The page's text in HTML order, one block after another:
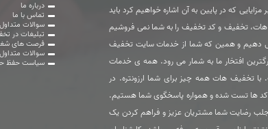
که در پایین به آن اشاره خواهیم کرد باید
هات، تخفیف و کد تخفیف را به شما نمی فروشیم
می دهیم و همین که شما از خدمات سایت تخفیف
افتخار ما به شمار می رود. همه ی خدمات
تخفیف هات همه چیز برای شما ارزونتره. در
تست شده و همواره پاسخگوی شما هستیم.
رضایت شما مشتریان عزیز و فراهم کردن یک
درباره ما
تماس با ما
سوالات
تبلیغات در
فرصت های
سوالات
سیاست حفظ